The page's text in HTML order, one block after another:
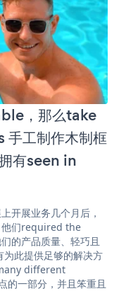
，那么take
工制作木制框
有seen in
开展业务几个月后，
他们required the
的产品质量、轻巧且
此提供足够的解决方
different
的一部分，并且笨重且